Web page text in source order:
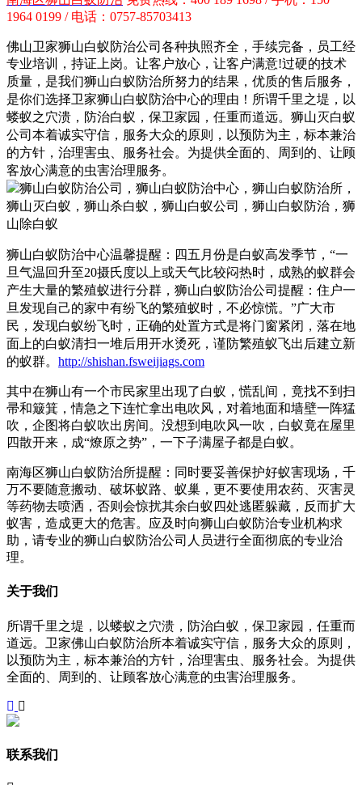
1964 0199 / 电话：0757-85703413
佛山卫家狮山白蚁防治公司各种执照齐全，手续完备，员工经
专业培训，持证上岗。让客户放心，让客户满意!过硬的技术
质量，是我们狮山白蚁防治所努力的结果，优质的售后服务，
是你们选择卫家狮山白蚁防治中心的理由！ 所谓千里之堤，以
蝼蚁之穴溃，防治白蚁，保卫家园，任重而道远。狮山灭白蚁
公司本着诚实守信，服务大众的原则，以预防为主，标本兼治
的方针，治理害虫、服务社会。为提供全面的、周到的、让顾
客放心满意的虫害治理服务。
狮山白蚁防治中心温馨提醒：四五月份是白蚁高发季节，“一
旦气温回升至20摄氏度以上或天气比较闷热时，成熟的蚁群会
产生大量的繁殖蚁进行分群，狮山白蚁防治公司提醒：住户一
旦发现自己的家中有纷飞的繁殖蚁时，不必惊慌。”广大市
民，发现白蚁纷飞时，正确的处置方式是将门窗紧闭，落在地
面上的白蚁清扫一堆后用开水烫死，谨防繁殖蚁飞出后建立新
的蚁群。 http://shishan.fsweijiags.com
其中在狮山有一个市民家里出现了白蚁，慌乱间，竟找不到扫
帚和簸箕，情急之下连忙拿出电吹风，对着地面和墙壁一阵猛
吹，企图将白蚁吹出房间。没想到电吹风一吹，白蚁竟在屋里
四散开来，成“燎原之势”，一下子满屋子都是白蚁。
南海区狮山白蚁防治所提醒：同时要妥善保护好蚁害现场，千
万不要随意搬动、破坏蚁路、蚁巢，更不要使用农药、灭害灵
等药物去喷洒，否则会惊扰其余白蚁四处逃匿躲藏，反而扩大
蚁害，造成更大的危害。应及时向狮山白蚁防治专业机构求
助，请专业的狮山白蚁防治公司人员进行全面彻底的专业治
理。
关于我们
所谓千里之堤，以蝼蚁之穴溃，防治白蚁，保卫家园，任重而
道远。卫家佛山白蚁防治所本着诚实守信，服务大众的原则，
以预防为主，标本兼治的方针，治理害虫、服务社会。为提供
全面的、周到的、让顾客放心满意的虫害治理服务。
联系我们